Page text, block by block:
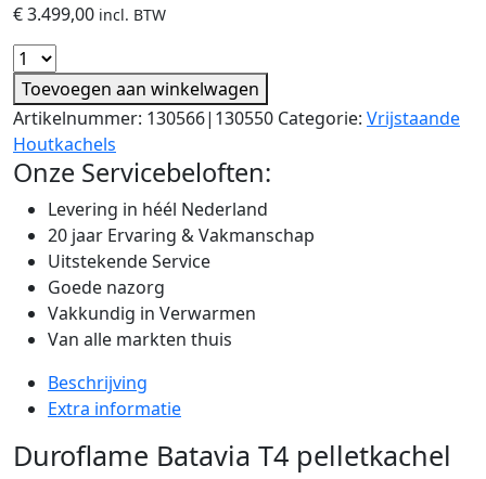
€3.499,00 incl. BTW
Toevoegen aan winkelwagen
Artikelnummer: 130566|130550 Categorie: Vrijstaande
Houtkachels
Onze Servicebeloften:
Levering in héél Nederland
20 jaar Ervaring & Vakmanschap
Uitstekende Service
Goede nazorg
Vakkundig in Verwarmen
Van alle markten thuis
Beschrijving
Extra informatie
Duroflame Batavia T4 pelletkachel